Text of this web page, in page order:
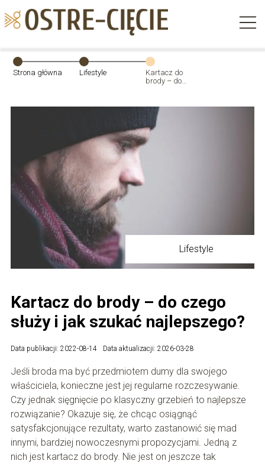
Strona główna Lifestyle
Kartacz do
brody – do
najlepszego?
Lifestyle
Kartacz do brody – do czego
służy i jak szukać najlepszego?
Data publikacji: 2022-08-14 Data aktualizacji: 2026-03-28
Jeśli broda ma być przedmiotem dumy dla swojego
właściciela, konieczne jest jej regularne rozczesywanie.
Czy jednak sięgnięcie po klasyczny grzebień to najlepsze
rozwiązanie? Okazuje się, że chcąc osiągnąć
satysfakcjonujące rezultaty, warto zastanowić się mad
innymi, bardziej nowoczesnymi propozycjami. Jedną z
nich jest kartacz do brody. Nie jest on jeszcze tak